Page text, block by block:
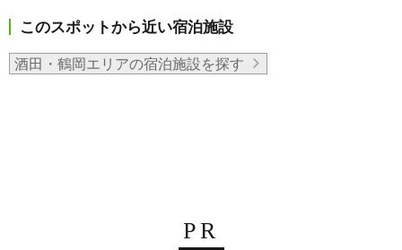
このスポットから近い宿泊施設
酒田・鶴岡エリアの宿泊施設を探す
PR